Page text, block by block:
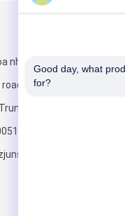
nhà Shibida,
Futian,
Quốc
Gửi
Good day, what
for?